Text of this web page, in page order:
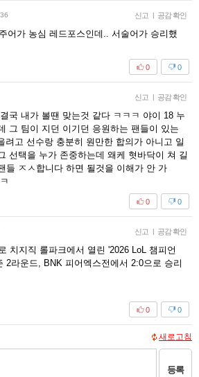
신고 | 공감 확인
어가 농심 레드포스인데.. 서술어가 승리했
0
0
신고 | 공감 확인
국 내가 볼땐 맞는것 같다 ㅋㅋㅋ 야이 18 누
그 팀이 지던 이기던 응원하는 팬들이 있는
려고 선수랑 충분히 원만한 합의가 아니고 일
선택을 누가 존중하는데 왜케 혓바닥이 쳐 길
들 ㅈㅅ합니다 하면 될것을 이해가 안 가
0
0
신고 | 공감 확인
치지직 롤파크에서 열린 '2026 LoL 챔피언
2라운드, BNK 피어엑스전에서 2:0으로 승리
0
0
새로고침
등록